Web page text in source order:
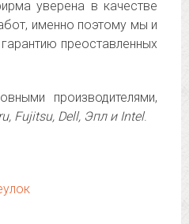
уверена в качестве
именно поэтому мы и
преоставленных
производителями,
Fujitsu, Dell, Эпл и Intel.